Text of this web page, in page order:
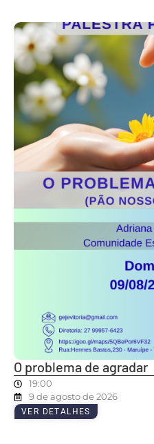
O problema de agradar
19:00
9 de agosto de 2026
VER DETALHES